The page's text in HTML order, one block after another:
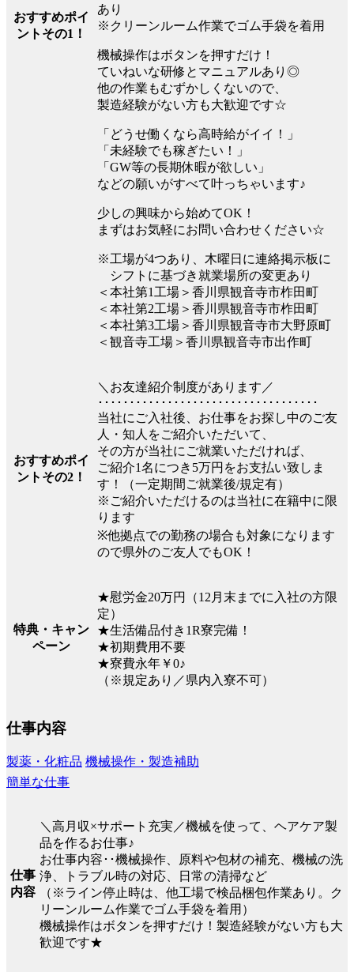
おすすめポイ
ントその1！
あり
※クリーンルーム作業でゴム手袋を着用
機械操作はボタンを押すだけ！
ていねいな研修とマニュアルあり◎
他の作業もむずかしくないので、
製造経験がない方も大歓迎です☆
「どうせ働くなら高時給がイイ！」
「未経験でも稼ぎたい！」
「GW等の長期休暇が欲しい」
などの願いがすべて叶っちゃいます♪
少しの興味から始めてOK！
まずはお気軽にお問い合わせください☆
※工場が4つあり、木曜日に連絡掲示板に
シフトに基づき就業場所の変更あり
＜本社第1工場＞香川県観音寺市柞田町
＜本社第2工場＞香川県観音寺市柞田町
＜本社第3工場＞香川県観音寺市大野原町
＜観音寺工場＞香川県観音寺市出作町
おすすめポイ
ントその2！
＼お友達紹介制度があります／
･･･････････････････････････････････
当社にご入社後、お仕事をお探し中のご友
人・知人をご紹介いただいて、
その方が当社にご就業いただければ、
ご紹介1名につき5万円をお支払い致しま
す！（一定期間ご就業後/規定有）
※ご紹介いただけるのは当社に在籍中に限
ります
※他拠点での勤務の場合も対象になります
ので県外のご友人でもOK！
特典・キャン
ペーン
★慰労金20万円（12月末までに入社の方限
定）
★生活備品付き1R寮完備！
★初期費用不要
★寮費永年￥0♪
（※規定あり／県内入寮不可）
仕事内容
製薬・化粧品 機械操作・製造補助
簡単な仕事
仕事
内容
＼高月収×サポート充実／機械を使って、ヘアケア製
品を作るお仕事♪
お仕事内容･･機械操作、原料や包材の補充、機械の洗
浄、トラブル時の対応、日常の清掃など
（※ライン停止時は、他工場で検品梱包作業あり。ク
リーンルーム作業でゴム手袋を着用）
機械操作はボタンを押すだけ！製造経験がない方も大
歓迎です★